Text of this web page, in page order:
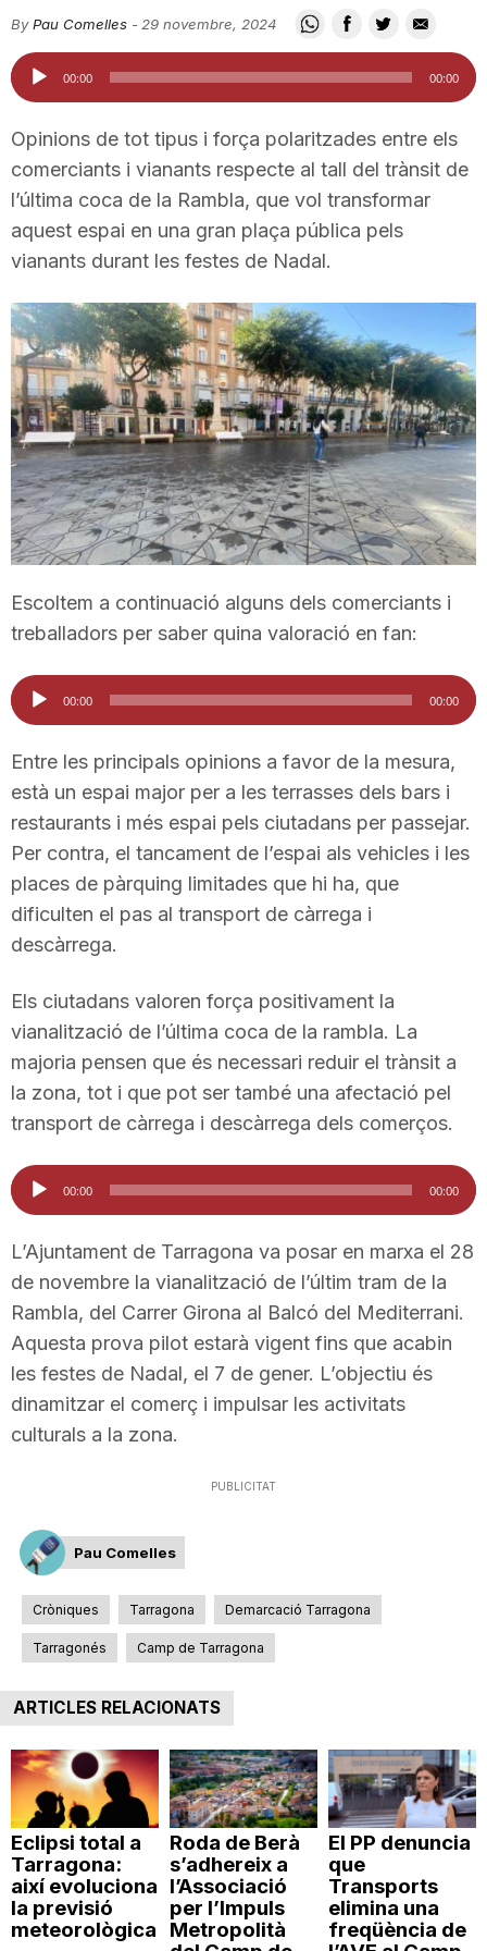
i
t
a
t
d
e
T
a
g
n
a
By Pau Comelles - 29 novembre, 2024
Reproductor
d'àudio
00:00 00:00
Opinions de tot tipus i força polaritzades entre els
comerciants i vianants respecte al tall del trànsit de
l’última coca de la Rambla, que vol transformar
aquest espai en una gran plaça pública pels
vianants durant les festes de Nadal.
Escoltem a continuació alguns dels comerciants i
treballadors per saber quina valoració en fan:
Reproductor
d'àudio
00:00 00:00
Entre les principals opinions a favor de la mesura,
està un espai major per a les terrasses dels bars i
restaurants i més espai pels ciutadans per passejar.
Per contra, el tancament de l’espai als vehicles i les
places de pàrquing limitades que hi ha, que
dificulten el pas al transport de càrrega i
descàrrega.
Els ciutadans valoren força positivament la
vianalització de l’última coca de la rambla. La
majoria pensen que és necessari reduir el trànsit a
la zona, tot i que pot ser també una afectació pel
transport de càrrega i descàrrega dels comerços.
Reproductor
d'àudio
00:00 00:00
L’Ajuntament de Tarragona va posar en marxa el 28
de novembre la vianalització de l’últim tram de la
Rambla, del Carrer Girona al Balcó del Mediterrani.
Aquesta prova pilot estarà vigent fins que acabin
les festes de Nadal, el 7 de gener. L’objectiu és
dinamitzar el comerç i impulsar les activitats
culturals a la zona.
PUBLICITAT
Pau Comelles
Cròniques Tarragona Demarcació Tarragona
Tarragonés Camp de Tarragona
ARTICLES RELACIONATS
Eclipsi total a
Tarragona:
així evoluciona
la previsió
meteorològica
Roda de Berà
s’adhereix a
l’Associació
per l’Impuls
Metropolità
El PP denuncia
que
Transports
elimina una
freqüència de